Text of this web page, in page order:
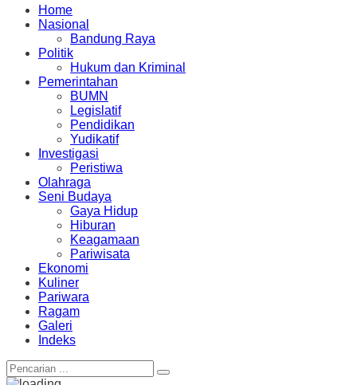
Home
Nasional
Bandung Raya
Politik
Hukum dan Kriminal
Pemerintahan
BUMN
Legislatif
Pendidikan
Yudikatif
Investigasi
Peristiwa
Olahraga
Seni Budaya
Gaya Hidup
Hiburan
Keagamaan
Pariwisata
Ekonomi
Kuliner
Pariwara
Ragam
Galeri
Indeks